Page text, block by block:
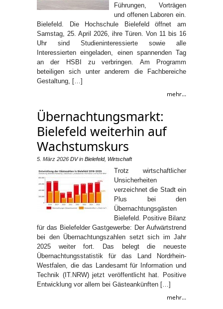
Führungen, Vorträgen
und offenen Laboren ein.
Bielefeld. Die Hochschule Bielefeld öffnet am
Samstag, 25. April 2026, ihre Türen. Von 11 bis 16
Uhr sind Studieninteressierte sowie alle
Interessierten eingeladen, einen spannenden Tag
an der HSBI zu verbringen. Am Programm
beteiligen sich unter anderem die Fachbereiche
Gestaltung, […]
mehr...
Übernachtungsmarkt:
Bielefeld weiterhin auf
Wachstumskurs
5. März 2026 DVin Bielefeld, Wirtschaft
Trotz wirtschaftlicher
Unsicherheiten
verzeichnet die Stadt ein
Plus bei den
Übernachtungsgästen
Bielefeld. Positive Bilanz
für das Bielefelder Gastgewerbe: Der Aufwärtstrend
bei den Übernachtungszahlen setzt sich im Jahr
2025 weiter fort. Das belegt die neueste
Übernachtungsstatistik für das Land Nordrhein-
Westfalen, die das Landesamt für Information und
Technik (IT.NRW) jetzt veröffentlicht hat. Positive
Entwicklung vor allem bei Gästeankünften […]
mehr...